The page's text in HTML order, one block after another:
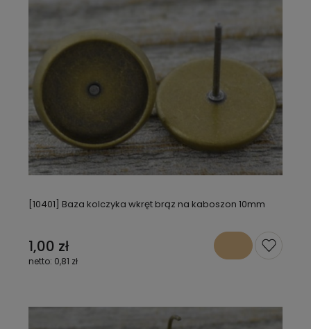
[10401] Baza kolczyka wkręt brąz na kaboszon 10mm
1,00 zł
0,81 zł